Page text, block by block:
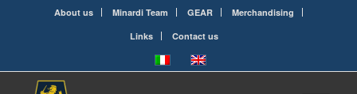
About us Minardi Team GEAR
Merchandising
Links
Contact us